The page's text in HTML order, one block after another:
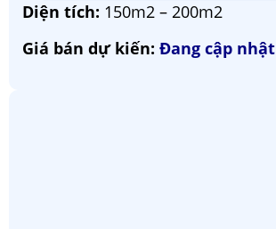
Diện tích: 150m2 – 200m2
Giá bán dự kiến: Đang cập nhật